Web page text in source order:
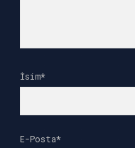
İsim*
E-Posta*